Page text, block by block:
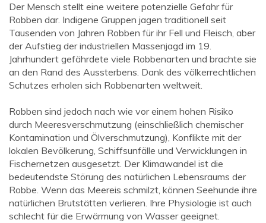
Der Mensch stellt eine weitere potenzielle Gefahr für
Robben dar. Indigene Gruppen jagen traditionell seit
Tausenden von Jahren Robben für ihr Fell und Fleisch, aber
der Aufstieg der industriellen Massenjagd im 19.
Jahrhundert gefährdete viele Robbenarten und brachte sie
an den Rand des Aussterbens. Dank des völkerrechtlichen
Schutzes erholen sich Robbenarten weltweit.
Robben sind jedoch nach wie vor einem hohen Risiko
durch Meeresverschmutzung (einschließlich chemischer
Kontamination und Ölverschmutzung), Konflikte mit der
lokalen Bevölkerung, Schiffsunfälle und Verwicklungen in
Fischernetzen ausgesetzt. Der Klimawandel ist die
bedeutendste Störung des natürlichen Lebensraums der
Robbe. Wenn das Meereis schmilzt, können Seehunde ihre
natürlichen Brutstätten verlieren. Ihre Physiologie ist auch
schlecht für die Erwärmung von Wasser geeignet.